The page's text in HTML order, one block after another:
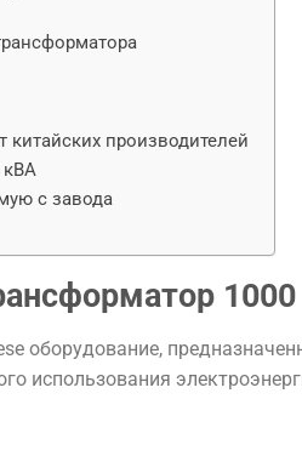
производителей
кВА
с завода
1000
оборудование,
использования